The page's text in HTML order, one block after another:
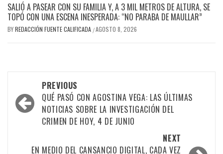
SALIÓ A PASEAR CON SU FAMILIA Y, A 3 MIL METROS DE ALTURA, SE
TOPÓ CON UNA ESCENA INESPERADA: “NO PARABA DE MAULLAR”
BYREDACCIÓN FUENTE CALIFICADA /AGOSTO 8, 2026
PREVIOUS
QUÉ PASÓ CON AGOSTINA VEGA: LAS ÚLTIMAS
NOTICIAS SOBRE LA INVESTIGACIÓN DEL
CRIMEN DE HOY, 4 DE JUNIO
NEXT
EN MEDIO DEL CANSANCIO DIGITAL, CADA VEZ